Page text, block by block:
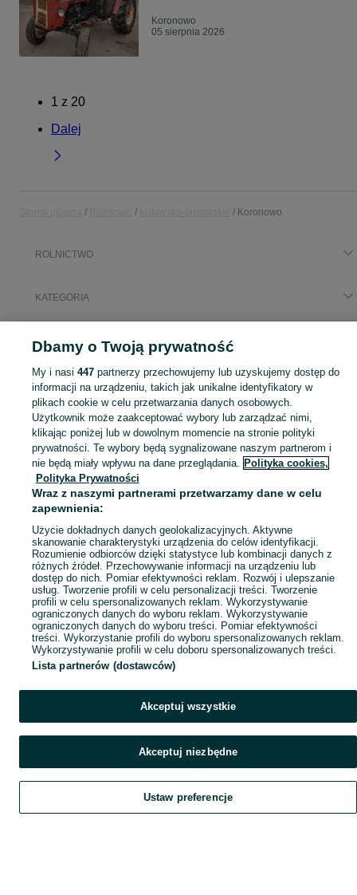
Koronowo
05 sierpnia 2026
1 z 20
Dalej
Koronowo
ROLNICTWO
KATEGORIA
dalbo
Sprzedaż artykułów rolniczych Koronowo ▶️ maszyny rolnicze, produkty rolne i inne ✅ Nowe i używane w dobrych cenach ✌ Znajdź oferty na OLX.pl!
Mapa kategorii
Mapa miejscowości
Mapa ministron
Popularne wyszukiwania
Szukaj Obserwujesz Dodaj Czat Konto
Dbamy o Twoją prywatność
My i nasi 447partnerzy przechowujemy lub uzyskujemy dostęp do
informacji na urządzeniu, takich jak unikalne identyfikatory w
plikach cookie w celu przetwarzania danych osobowych.
Użytkownik może zaakceptować wybory lub zarządzać nimi,
klikając poniżej lub w dowolnym momencie na stronie polityki
prywatności. Te wybory będą sygnalizowane naszym partnerom i
nie będą miały wpływu na dane przeglądania. Polityka cookies,
Polityka Prywatności
Wraz z naszymi partnerami przetwarzamy dane w celu
zapewnienia:
Użycie dokładnych danych geolokalizacyjnych. Aktywne
skanowanie charakterystyki urządzenia do celów identyfikacji.
Rozumienie odbiorców dzięki statystyce lub kombinacji danych z
różnych źródeł. Przechowywanie informacji na urządzeniu lub
dostęp do nich. Pomiar efektywności reklam. Rozwój i ulepszanie
usług. Tworzenie profili w celu personalizacji treści. Tworzenie
profili w celu spersonalizowanych reklam. Wykorzystywanie
ograniczonych danych do wyboru reklam. Wykorzystywanie
ograniczonych danych do wyboru treści. Pomiar efektywności
treści. Wykorzystanie profili do wyboru spersonalizowanych reklam.
Wykorzystywanie profili w celu doboru spersonalizowanych treści.
Lista partnerów (dostawców)
Akceptuj wszystkie
Akceptuj niezbędne
Ustaw preferencje